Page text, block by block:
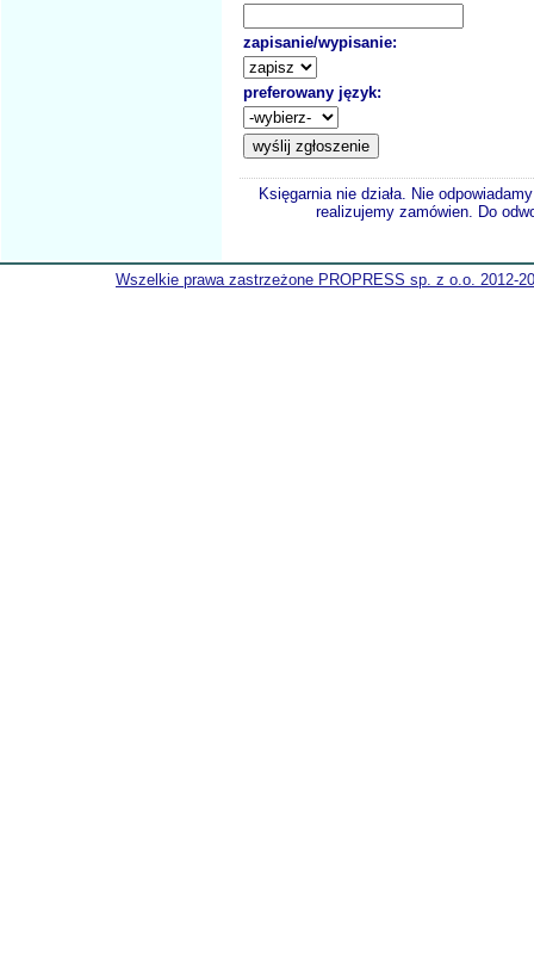
zapisanie/wypisanie:
preferowany język:
Księgarnia nie działa. Nie
realizujemy zamówien. Do
Wszelkie prawa zastrzeżone PROPRESS sp. z o.o. 2012-